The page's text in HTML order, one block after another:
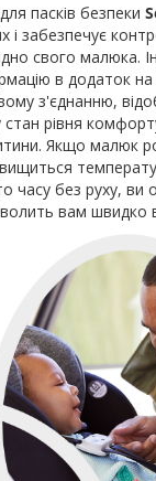
пасків безпеки
і забезпечує
свого малюка.
в додаток
з'єднанню,
рівня
Якщо малюк
часу без руху, ви
вам швидко